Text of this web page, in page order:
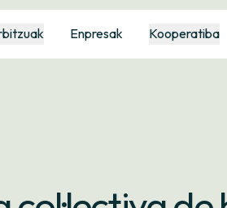
Enpresak Kooperatiba